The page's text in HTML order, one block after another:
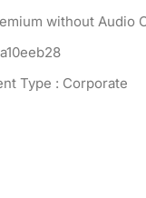
without Audio
Type : Corporate